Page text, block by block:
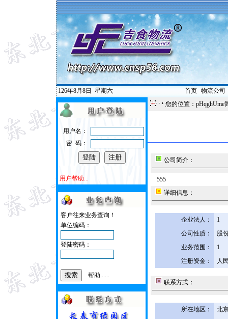
126年8月8日 星期六 首页| 物流公司
用户名：
密 码：
用户帮助...
客户往来业务查询！
单位编码：
登陆密码：
帮助......
您的位置：pHqghUme
公司简介：
555
详细信息：
企业法人：
1
公司性质：
股
业务范围：
1
注册资金：
人
联系方式：
所在地区：
北